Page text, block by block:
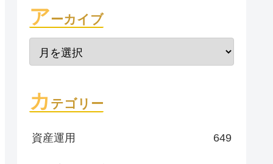
アーカイブ
カ テゴリー
資産運用 649